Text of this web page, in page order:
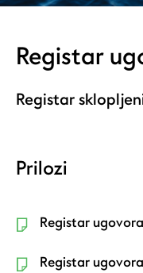
Registar
Registar
Prilozi
Registar
Registar